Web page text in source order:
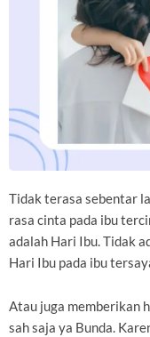
Tidak terasa sebentar
rasa cinta pada ibu
adalah Hari Ibu. Tidak
Hari Ibu pada ibu
Atau juga memberikan
sah saja ya Bunda.